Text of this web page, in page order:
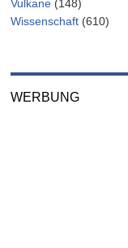
Vulkane (148)
Wissenschaft (610)
WERBUNG